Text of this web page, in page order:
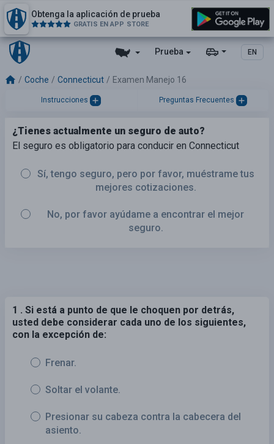
Prueba EN
Obtenga la aplicación de prueba
GRATIS EN APP STORE
Coche Connecticut Examen Manejo 16
Instrucciones Preguntas Frecuentes
¿Tienes actualmente un seguro de auto?
El seguro es obligatorio para conducir en Connecticut
Sí, tengo seguro, pero por favor, muéstrame tus
mejores cotizaciones.
No, por favor ayúdame a encontrar el mejor
seguro.
1 . Si está a punto de que le choquen por detrás,
usted debe considerar cada uno de los siguientes,
con la excepción de:
Frenar.
Soltar el volante.
Presionar su cabeza contra la cabecera del
asiento.